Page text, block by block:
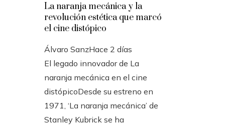
La naranja mecánica y la
revolución estética que marcó
el cine distópico
Álvaro SanzHace 2 días
El legado innovador de La
naranja mecánica en el cine
distópicoDesde su estreno en
1971, ‘La naranja mecánica’ de
Stanley Kubrick se ha